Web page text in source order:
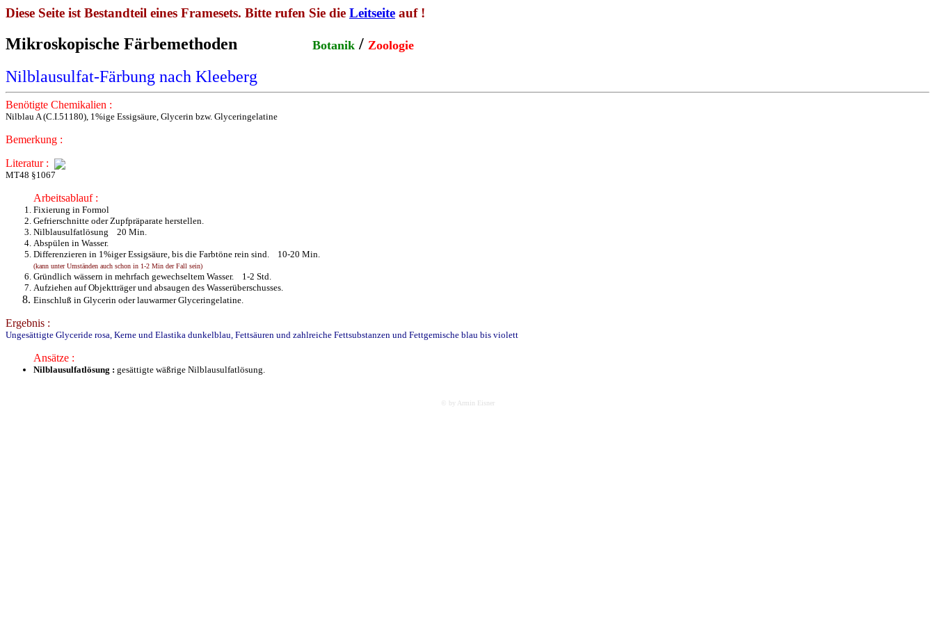
Diese Seite ist Bestandteil eines Framesets. Bitte rufen Sie die Leitseite auf !
Mikroskopische Färbemethoden Botanik / Zoologie
Nilblausulfat-Färbung nach Kleeberg
Benötigte Chemikalien :
Nilblau A (C.I.51180), 1%ige Essigsäure, Glycerin bzw. Glyceringelatine
Bemerkung :
Literatur :
MT48 §1067
Arbeitsablauf :
Fixierung in Formol
Gefrierschnitte oder Zupfpräparate herstellen.
Nilblausulfatlösung 20 Min.
Abspülen in Wasser.
Differenzieren in 1%iger Essigsäure, bis die Farbtöne rein sind. 10-20 Min.
(kann unter Umständen auch schon in 1-2 Min der Fall sein)
Gründlich wässern in mehrfach gewechseltem Wasser. 1-2 Std.
Aufziehen auf Objektträger und absaugen des Wasserüberschusses.
Einschluß in Glycerin oder lauwarmer Glyceringelatine.
Ergebnis :
Ungesättigte Glyceride rosa, Kerne und Elastika dunkelblau, Fettsäuren und zahlreiche Fettsubstanzen und Fettgemische blau bis violett
Ansätze :
Nilblausulfatlösung : gesättigte wäßrige Nilblausulfatlösung.
© by Armin Eisner